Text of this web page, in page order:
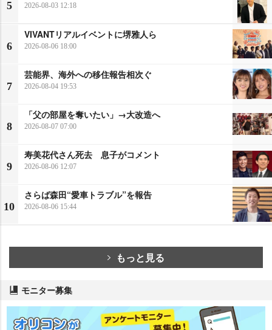
5 2026-08-03 12:18
6
VIVANTリアルイベントに堺雅人ら
2026-08-06 18:00
7
芸能界、海外への移住報告相次ぐ
2026-08-04 19:53
8
「父の部屋を奪いたい」→大改造へ
2026-08-07 07:00
9
寿美花代さん死去 息子がコメント
2026-08-06 12:07
10
さらば森田“愛車トラブル”を報告
2026-08-06 15:44
もっと見る
モニター募集